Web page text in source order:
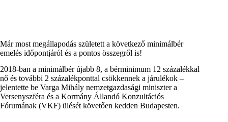
Már most megállapodás született a következő minimálbér
emelés időpontjáról és a pontos összegről is!
2018-ban a minimálbér újabb 8, a bérminimum 12 százalékkal
nő és további 2 százalékponttal csökkennek a járulékok –
jelentette be Varga Mihály nemzetgazdasági miniszter a
Versenyszféra és a Kormány Állandó Konzultációs
Fórumának (VKF) ülését követően kedden Budapesten.